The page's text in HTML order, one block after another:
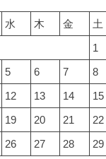
水 木 金 土
1
5 6 7 8
12 13 14 15
19 20 21 22
26 27 28 29